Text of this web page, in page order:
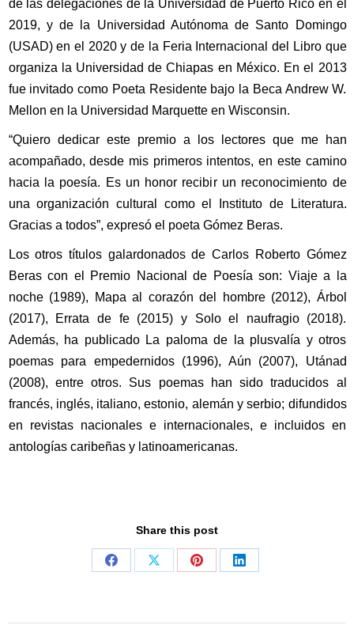
de las delegaciones de la Universidad de Puerto Rico en el
2019, y de la Universidad Autónoma de Santo Domingo
(USAD) en el 2020 y de la Feria Internacional del Libro que
organiza la Universidad de Chiapas en México. En el 2013
fue invitado como Poeta Residente bajo la Beca Andrew W.
Mellon en la Universidad Marquette en Wisconsin.
“Quiero dedicar este premio a los lectores que me han
acompañado, desde mis primeros intentos, en este camino
hacia la poesía. Es un honor recibir un reconocimiento de
una organización cultural como el Instituto de Literatura.
Gracias a todos”, expresó el poeta Gómez Beras.
Los otros títulos galardonados de Carlos Roberto Gómez
Beras con el Premio Nacional de Poesía son: Viaje a la
noche (1989), Mapa al corazón del hombre (2012), Árbol
(2017), Errata de fe (2015) y Solo el naufragio (2018).
Además, ha publicado La paloma de la plusvalía y otros
poemas para empedernidos (1996), Aún (2007), Utánad
(2008), entre otros. Sus poemas han sido traducidos al
francés, inglés, italiano, estonio, alemán y serbio; difundidos
en revistas nacionales e internacionales, e incluidos en
antologías caribeñas y latinoamericanas.
Share this post
Share
Share
Share
Share